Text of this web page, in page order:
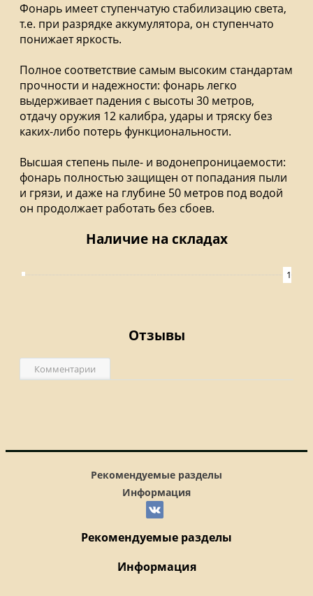
Фонарь имеет ступенчатую стабилизацию света,
т.е. при разрядке аккумулятора, он ступенчато
понижает яркость.
Полное соответствие самым высоким стандартам
прочности и надежности: фонарь легко
выдерживает падения с высоты 30 метров,
отдачу оружия 12 калибра, удары и тряску без
каких-либо потерь функциональности.
Высшая степень пыле- и водонепроницаемости:
фонарь полностью защищен от попадания пыли
и грязи, и даже на глубине 50 метров под водой
он продолжает работать без сбоев.
Наличие на складах
1
Отзывы
Комментарии
Рекомендуемые разделы
Информация
Рекомендуемые разделы
Информация